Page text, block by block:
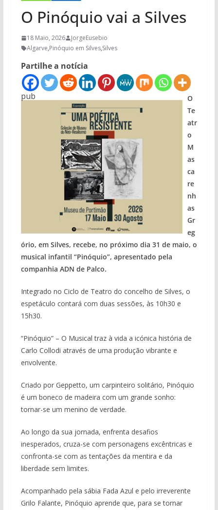
O Pinóquio vai a Silves
18 Maio, 2026
JorgeEusebio
Algarve,Pinóquio em Silves,Silves
Partilhe a notícia
pub
O
Te
atr
o
M
as
ca
re
nh
as
Gr
eg
ório, em Silves, recebe, no próximo dia 31 de maio, o
musical infantil “Pinóquio”, apresentado pela
companhia ADN de Palco.
Integrado no Ciclo de Teatro do concelho de Silves, o
espetáculo contará com duas sessões, às 10h30 e
15h30.
“Pinóquio” – O Musical traz à vida a icónica história de
Carlo Collodi através de uma produção vibrante e
envolvente.
Criado por Geppetto, um carpinteiro solitário, Pinóquio
é um boneco de madeira com um grande sonho:
tornar-se um menino de verdade.
Ao longo da sua jornada, enfrenta desafios
inesperados, cruza-se com personagens excêntricas e
confronta-se com as tentações da mentira e da
liberdade sem limites.
Acompanhado pela sábia Fada Azul e pelo irreverente
Grilo Falante, Pinóquio aprende que, para se tornar